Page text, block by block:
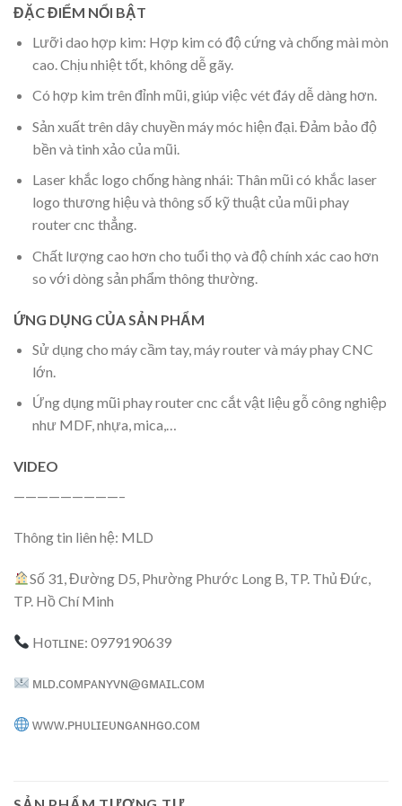
ĐẶC ĐIỂM NỔI BẬT
Lưỡi dao hợp kim: Hợp kim có độ cứng và chống mài mòn
cao. Chịu nhiệt tốt, không dễ gãy.
Có hợp kim trên đỉnh mũi, giúp việc vét đáy dễ dàng hơn.
Sản xuất trên dây chuyền máy móc hiện đại. Đảm bảo độ
bền và tinh xảo của mũi.
Laser khắc logo chống hàng nhái: Thân mũi có khắc laser
logo thương hiệu và thông số kỹ thuật của mũi phay
router cnc thẳng.
Chất lượng cao hơn cho tuổi thọ và độ chính xác cao hơn
so với dòng sản phẩm thông thường.
ỨNG DỤNG CỦA SẢN PHẨM
Sử dụng cho máy cầm tay, máy router và máy phay CNC
lớn.
Ứng dụng mũi phay router cnc cắt vật liệu gỗ công nghiệp
như MDF, nhựa, mica,…
VIDEO
—————————–
Thông tin liên hệ: MLD
Số 31, Đường D5, Phường Phước Long B, TP. Thủ Đức,
TP. Hồ Chí Minh
Hᴏᴛʟɪɴᴇ: 0979190639
ᴍʟᴅ.ᴄᴏᴍᴘᴀɴʏᴠɴ@ɢᴍᴀɪʟ.ᴄᴏᴍ
ᴡᴡᴡ.ᴘʜᴜʟɪᴇᴜɴɢᴀɴʜɢᴏ.ᴄᴏᴍ